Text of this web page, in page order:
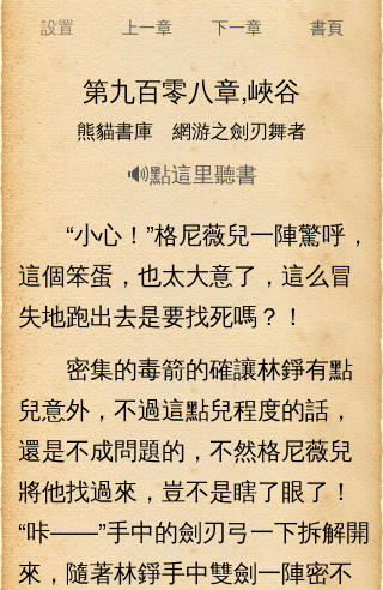
設置 上一章 下一章 書頁
第九百零八章,峽谷
熊貓書庫 網游之劍刃舞者
🔊點這里聽書
“小心！”格尼薇兒一陣驚呼，
這個笨蛋，也太大意了，這么冒
失地跑出去是要找死嗎？！
密集的毒箭的確讓林錚有點
兒意外，不過這點兒程度的話，
還是不成問題的，不然格尼薇兒
將他找過來，豈不是瞎了眼了！
“咔——”手中的劍刃弓一下拆解開
來，隨著林錚手中雙劍一陣密不